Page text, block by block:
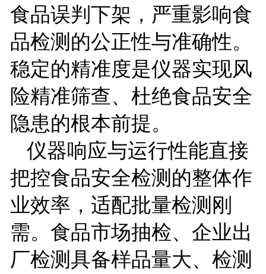
食品误判下架，严重影响食
品检测的公正性与准确性。
稳定的精准度是仪器实现风
险精准筛查、杜绝食品安全
隐患的根本前提。
仪器响应与运行性能直接
把控食品安全检测的整体作
业效率，适配批量检测刚
需。食品市场抽检、企业出
厂检测具备样品量大、检测